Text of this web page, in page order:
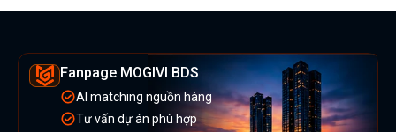
Fanpage MOGIVI BDS
AI matching nguồn hàng
Tư vấn dự án phù hợp